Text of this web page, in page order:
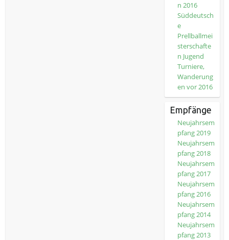
n 2016
Süddeutsch
e
Prellballmei
sterschafte
n Jugend
Turniere,
Wanderung
en vor 2016
Empfänge
Neujahrsem
pfang 2019
Neujahrsem
pfang 2018
Neujahrsem
pfang 2017
Neujahrsem
pfang 2016
Neujahrsem
pfang 2014
Neujahrsem
pfang 2013